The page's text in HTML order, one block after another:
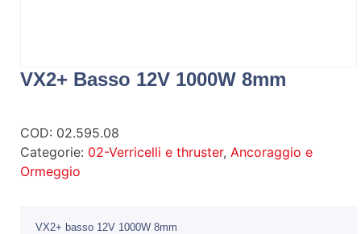
VX2+ Basso 12V 1000W 8mm
COD: 02.595.08
Categorie: 02-Verricelli e thruster, Ancoraggio e
Ormeggio
VX2+ basso 12V 1000W 8mm